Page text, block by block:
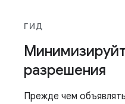
ГИД
разрешения
Прежде чем